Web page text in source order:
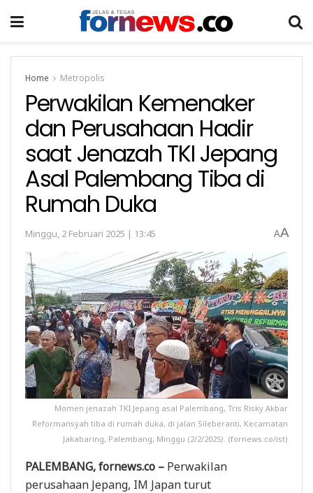
Home Metropolis
Perwakilan Kemenaker
dan Perusahaan Hadir
saat Jenazah TKI Jepang
Asal Palembang Tiba di
Rumah Duka
Minggu, 2 Februari 2025 | 13:45 AA
Momen jenazah TKI Jepang asal Palembang, Tris Risky Akbar
Reformansyah tiba di rumah duka, di jalan Sileberanti, Kecamatan
Jakabaring, Palembang, Minggu (2/2/2025). (fornews.co/ist)
PALEMBANG, fornews.co – Perwakilan
perusahaan Jepang, IM Japan turut